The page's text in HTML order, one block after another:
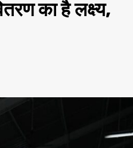
का है लक्ष्य,